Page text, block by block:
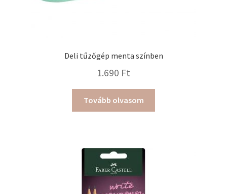
Deli tűzőgép menta színben
1.690 Ft
Tovább olvasom